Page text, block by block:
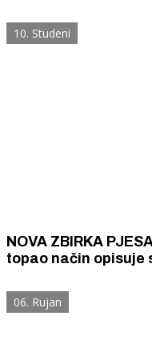
10. Studeni
NOVA ZBIRKA
topao način opisuje
06. Rujan